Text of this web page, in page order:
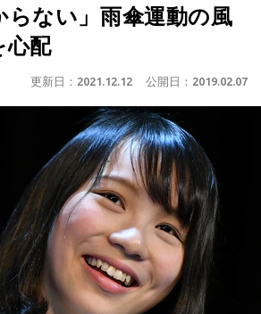
らない」雨傘運動の風
心配
更新日： 2021.12.12 公開日： 2019.02.07